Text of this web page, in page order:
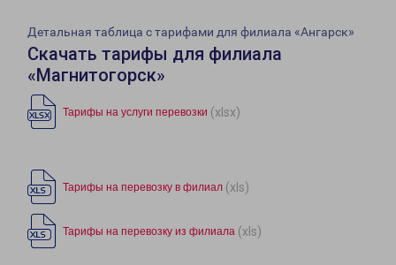
Детальная таблица с тарифами для филиала «Ангарск»
Скачать тарифы для филиала
«Магнитогорск»
Тарифы на услуги перевозки (xlsx)
Тарифы на перевозку в филиал (xls)
Тарифы на перевозку из филиала (xls)